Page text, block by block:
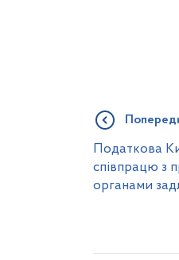
Податкова
співпрацю з
органами